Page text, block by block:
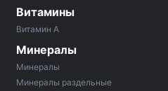
Витамины
Витамин A
Минералы
Минералы
Минералы раздельные